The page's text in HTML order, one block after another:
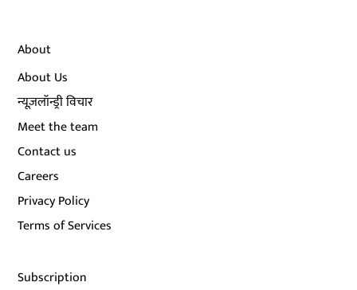
About
About Us
न्यूज़लॉन्ड्री विचार
Meet the team
Contact us
Careers
Privacy Policy
Terms of Services
Subscription